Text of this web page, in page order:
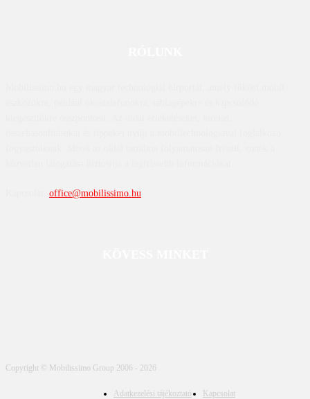
office@mobilissimo.hu
Copyright © Mobilissimo Group 2006 - 2026
Adatkezelési tájékoztató Kapcsolat